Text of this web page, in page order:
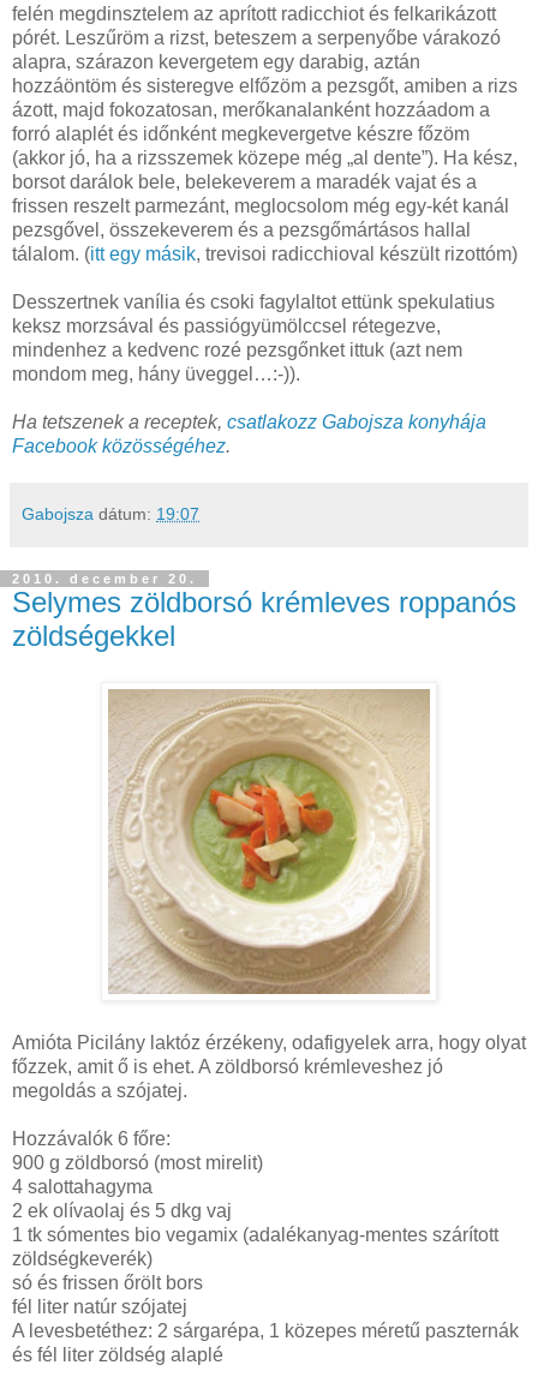
felén megdinsztelem az aprított radicchiot és felkarikázott
pórét. Leszűröm a rizst, beteszem a serpenyőbe várakozó
alapra, szárazon kevergetem egy darabig, aztán
hozzáöntöm és sisteregve elfőzöm a pezsgőt, amiben a rizs
ázott, majd fokozatosan, merőkanalanként hozzáadom a
forró alaplét és időnként megkevergetve készre főzöm
(akkor jó, ha a rizsszemek közepe még „al dente”). Ha kész,
borsot darálok bele, belekeverem a maradék vajat és a
frissen reszelt parmezánt, meglocsolom még egy-két kanál
pezsgővel, összekeverem és a pezsgőmártásos hallal
tálalom. (itt egy másik, trevisoi radicchioval készült rizottóm)
Desszertnek vanília és csoki fagylaltot ettünk spekulatius
keksz morzsával és passiógyümölccsel rétegezve,
mindenhez a kedvenc rozé pezsgőnket ittuk (azt nem
mondom meg, hány üveggel…:-)).
Ha tetszenek a receptek, csatlakozz Gabojsza konyhája
Facebook közösségéhez.
Gabojsza dátum: 19:07
2010. december 20.
Selymes zöldborsó krémleves roppanós
zöldségekkel
Amióta Picilány laktóz érzékeny, odafigyelek arra, hogy olyat
főzzek, amit ő is ehet. A zöldborsó krémleveshez jó
megoldás a szójatej.
Hozzávalók 6 főre:
900 g zöldborsó (most mirelit)
4 salottahagyma
2 ek olívaolaj és 5 dkg vaj
1 tk sómentes bio vegamix (adalékanyag-mentes szárított
zöldségkeverék)
só és frissen őrölt bors
fél liter natúr szójatej
A levesbetéthez: 2 sárgarépa, 1 közepes méretű paszternák
és fél liter zöldség alaplé